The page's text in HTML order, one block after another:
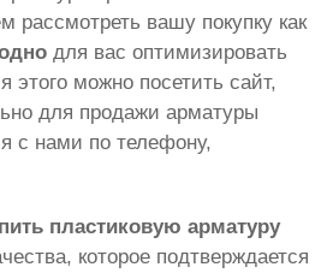
рассмотреть вашу покупку как
для вас оптимизировать
этого можно посетить сайт,
для продажи арматуры
с нами по телефону,
пластиковую арматуру
которое подтверждается